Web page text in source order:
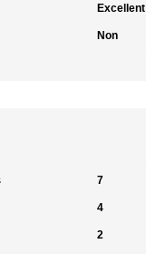
Excellent
Non
7
4
2